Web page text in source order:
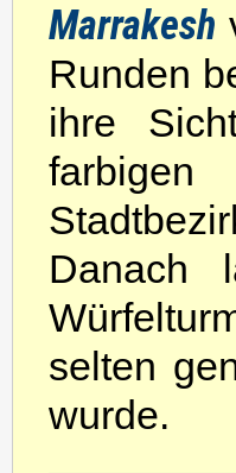
Marrakesh
Runden
ihre
farbigen
Danach
selten
wurde.